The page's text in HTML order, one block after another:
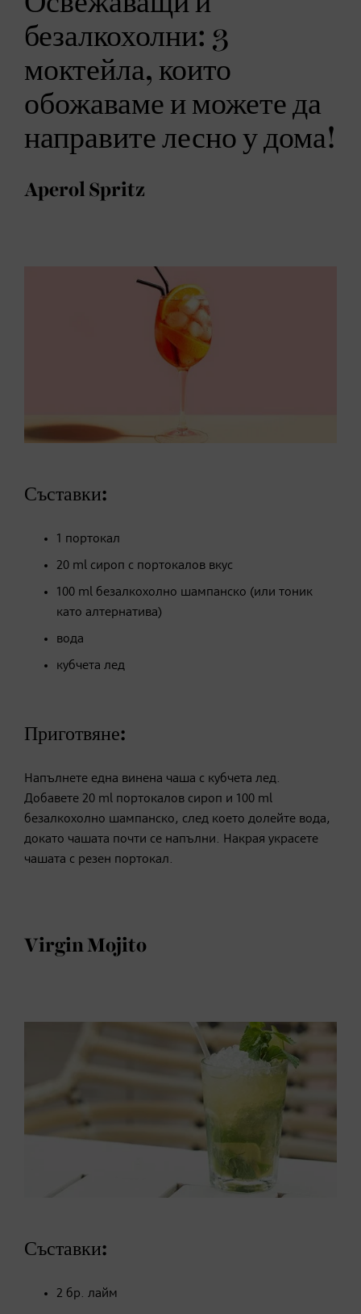
безалкохолни: 3
моктейла, които
обожаваме и можете да
направите лесно у дома!
Aperol Spritz
Съставки:
1 портокал
20 ml сироп с портокалов вкус
100 ml безалкохолно шампанско (или тоник
като алтернатива)
вода
кубчета лед
Приготвяне:
Напълнете една винена чаша с кубчета лед.
Добавете 20 ml портокалов сироп и 100 ml
безалкохолно шампанско, след което долейте вода,
докато чашата почти се напълни. Накрая украсете
чашата с резен портокал.
Virgin Mojito
Съставки:
2 бр. лайм